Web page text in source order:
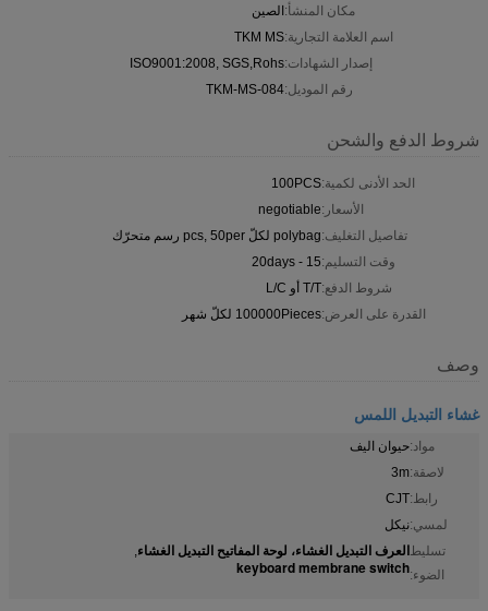
مكان المنشأ:الصين
اسم العلامة التجارية:TKM MS
إصدار الشهادات:ISO9001:2008, SGS,Rohs
رقم الموديل:TKM-MS-084
شروط الدفع والشحن
الحد الأدنى لكمية:100PCS
الأسعار:negotiable
تفاصيل التغليف:polybag لكلّ pcs, 50per رسم متحرّك
وقت التسليم:15 - 20days
شروط الدفع:T/T أو L/C
القدرة على العرض:100000Pieces لكلّ شهر
وصف
غشاء التبديل اللمس
مواد:حيوان اليف
لاصقة:3m
رابط:CJT
لمسي:نيكل
تسليط
الضوء:
العرف التبديل الغشاء، لوحة المفاتيح التبديل الغشاء,
keyboard membrane switch